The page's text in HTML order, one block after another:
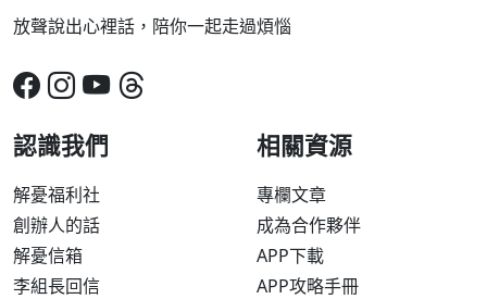
放聲說出心裡話，陪你一起走過煩惱
認識我們
解憂福利社
創辦人的話
解憂信箱
李組長回信
相關資源
專欄文章
成為合作夥伴
APP下載
APP攻略手冊